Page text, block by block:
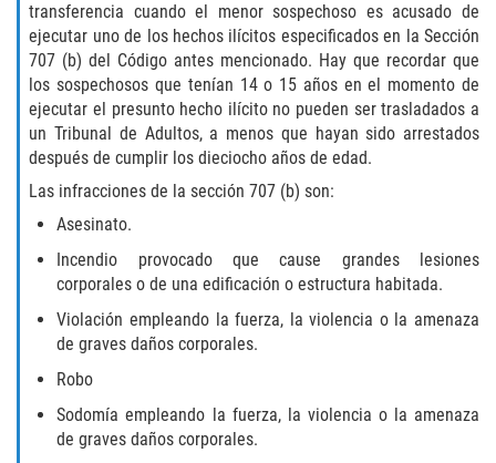
Pornografía Infantil
Prostitución y Solicitación
Violación Estatutaria
Agresión Sexual
Aumento de Sentencia para Pandillas
Disuadir a un Testigo
Homicidio
transferencia cuando el menor sospechoso es acusado de
ejecutar uno de los hechos ilícitos especificados en la Sección
707 (b) del Código antes mencionado. Hay que recordar que
los sospechosos que tenían 14 o 15 años en el momento de
ejecutar el presunto hecho ilícito no pueden ser trasladados a
un Tribunal de Adultos, a menos que hayan sido arrestados
después de cumplir los dieciocho años de edad.
Las infracciones de la sección 707 (b) son:
Asesinato.
Incendio provocado que cause grandes lesiones
corporales o de una edificación o estructura habitada.
Violación empleando la fuerza, la violencia o la amenaza
de graves daños corporales.
Robo
Sodomía empleando la fuerza, la violencia o la amenaza
de graves daños corporales.